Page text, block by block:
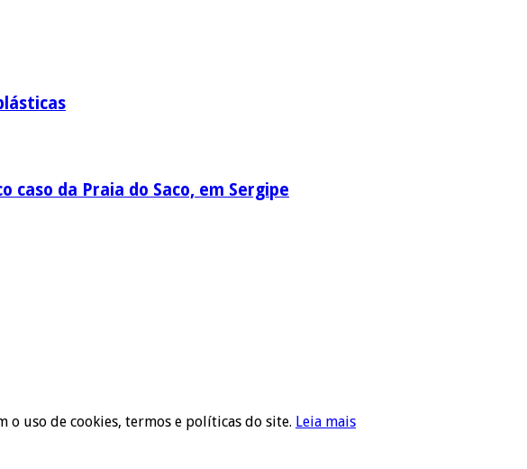
caso da Praia do Saco, em Sergipe
o uso de cookies, termos e políticas do site. Leia mais